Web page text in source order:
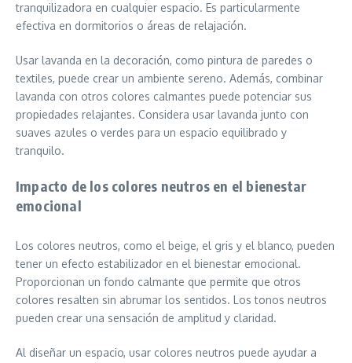
tranquilizadora en cualquier espacio. Es particularmente
efectiva en dormitorios o áreas de relajación.
Usar lavanda en la decoración, como pintura de paredes o
textiles, puede crear un ambiente sereno. Además, combinar
lavanda con otros colores calmantes puede potenciar sus
propiedades relajantes. Considera usar lavanda junto con
suaves azules o verdes para un espacio equilibrado y
tranquilo.
Impacto de los colores neutros en el bienestar
emocional
Los colores neutros, como el beige, el gris y el blanco, pueden
tener un efecto estabilizador en el bienestar emocional.
Proporcionan un fondo calmante que permite que otros
colores resalten sin abrumar los sentidos. Los tonos neutros
pueden crear una sensación de amplitud y claridad.
Al diseñar un espacio, usar colores neutros puede ayudar a